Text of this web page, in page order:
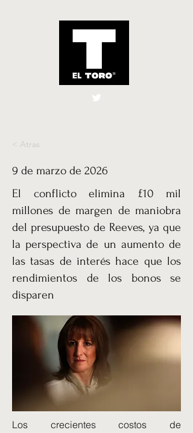
El Toro España
< Atras
9 de marzo de 2026
El conflicto elimina £10 mil
millones de margen de maniobra
del presupuesto de Reeves, ya que
la perspectiva de un aumento de
las tasas de interés hace que los
rendimientos de los bonos se
disparen
Los crecientes costos de